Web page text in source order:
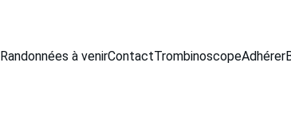
Randonnées à venirContactTrombinoscopeAdhérer